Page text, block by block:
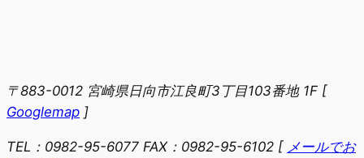
〒883-0012 宮崎県日向市江良町3丁目103番地 1F [
Googlemap ]
TEL：0982-95-6077 FAX：0982-95-6102 [ メールでお